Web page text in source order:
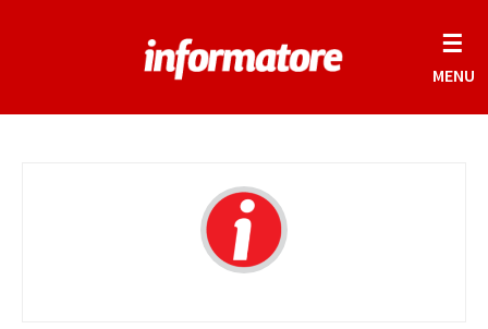
☰
MENU